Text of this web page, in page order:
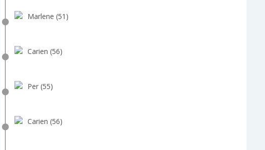
Marlene (51)
Carien (56)
Per (55)
Carien (56)